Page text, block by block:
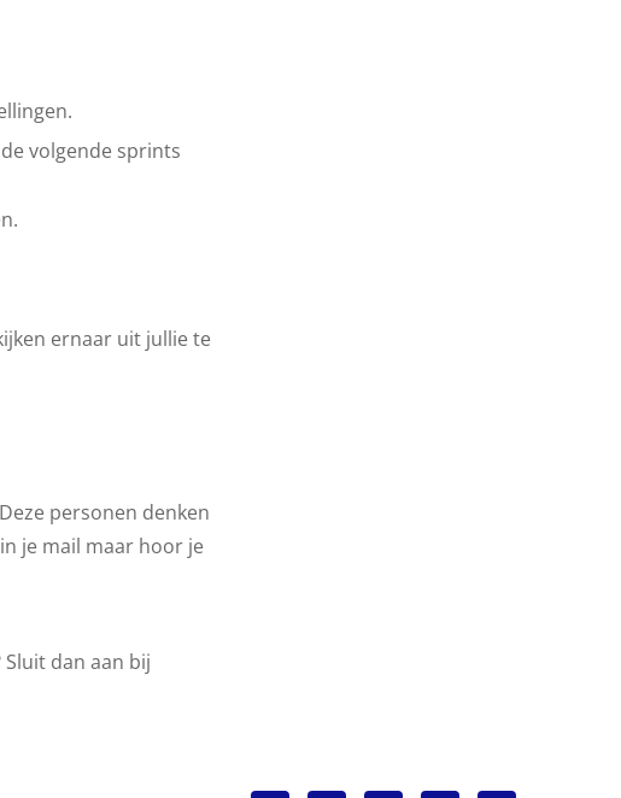
volgende sprints
ernaar uit jullie te
personen denken
je mail maar hoor je
dan aan bij